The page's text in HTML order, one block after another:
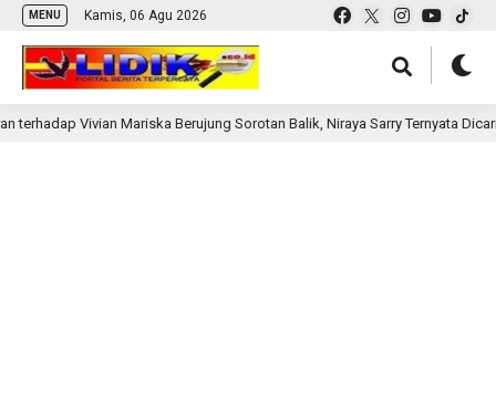
MENU Kamis, 06 Agu 2026
Vivian Mariska Berujung Sorotan Balik, Niraya Sarry Ternyata Dicari